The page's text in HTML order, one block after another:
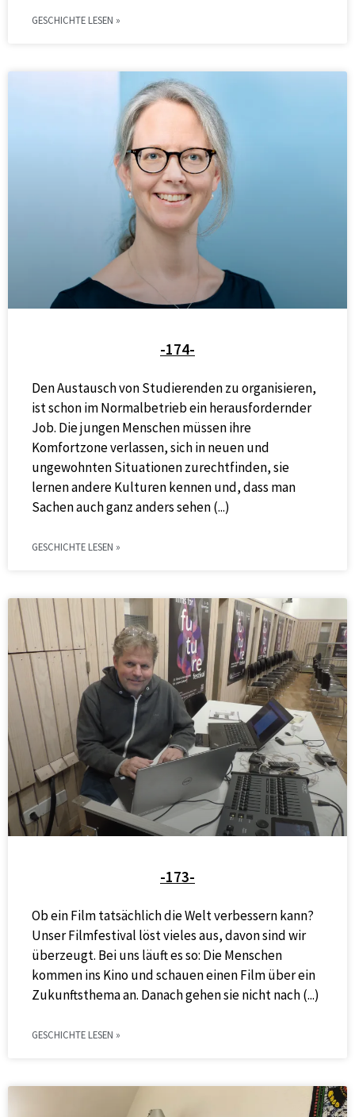
GESCHICHTE LESEN »
-174-
Den Austausch von Studierenden zu organisieren,
ist schon im Normalbetrieb ein herausfordernder
Job. Die jungen Menschen müssen ihre
Komfortzone verlassen, sich in neuen und
ungewohnten Situationen zurechtfinden, sie
lernen andere Kulturen kennen und, dass man
Sachen auch ganz anders sehen
GESCHICHTE LESEN »
-173-
Ob ein Film tatsächlich die Welt verbessern kann?
Unser Filmfestival löst vieles aus, davon sind wir
überzeugt. Bei uns läuft es so: Die Menschen
kommen ins Kino und schauen einen Film über ein
Zukunftsthema an. Danach gehen sie nicht nach
GESCHICHTE LESEN »